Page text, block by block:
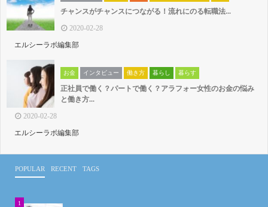
チャンスがチャンスにつながる！流れにのる転職法...
2020-02-28
エルシーラボ編集部
お金 インタビュー 働き方 暮らし 暮らす
正社員で働く？パートで働く？アラフォー女性のお金の悩み
と働き方...
2020-02-28
エルシーラボ編集部
POPULAR RECENT TAGS